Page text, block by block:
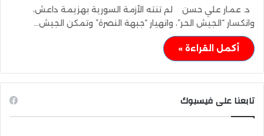
د. عمار علي حسن لم تنته الأزمة السورية بهزيمة داعش،
وانكسار “الجيش الحر”، وانهيار “جبهة النصرة” وتمكن الجيش…
أكمل القراءة »
تابعنا على فيسبوك